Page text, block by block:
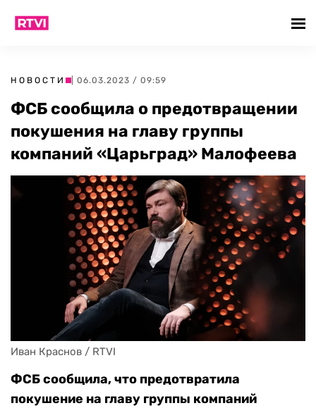
НОВОСТИ | 06.03.2023 / 09:59
ФСБ сообщила о предотвращении
покушения на главу группы
компаний «Царьград» Малофеева
Иван Краснов / RTVI
ФСБ сообщила, что предотвратила
покушение на главу группы компаний